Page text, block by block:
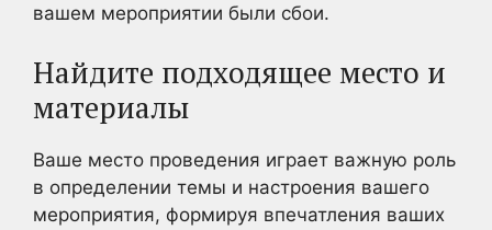
вашем мероприятии были сбои.
Найдите подходящее место и
материалы
Ваше место проведения играет важную роль
в определении темы и настроения вашего
мероприятия, формируя впечатления ваших